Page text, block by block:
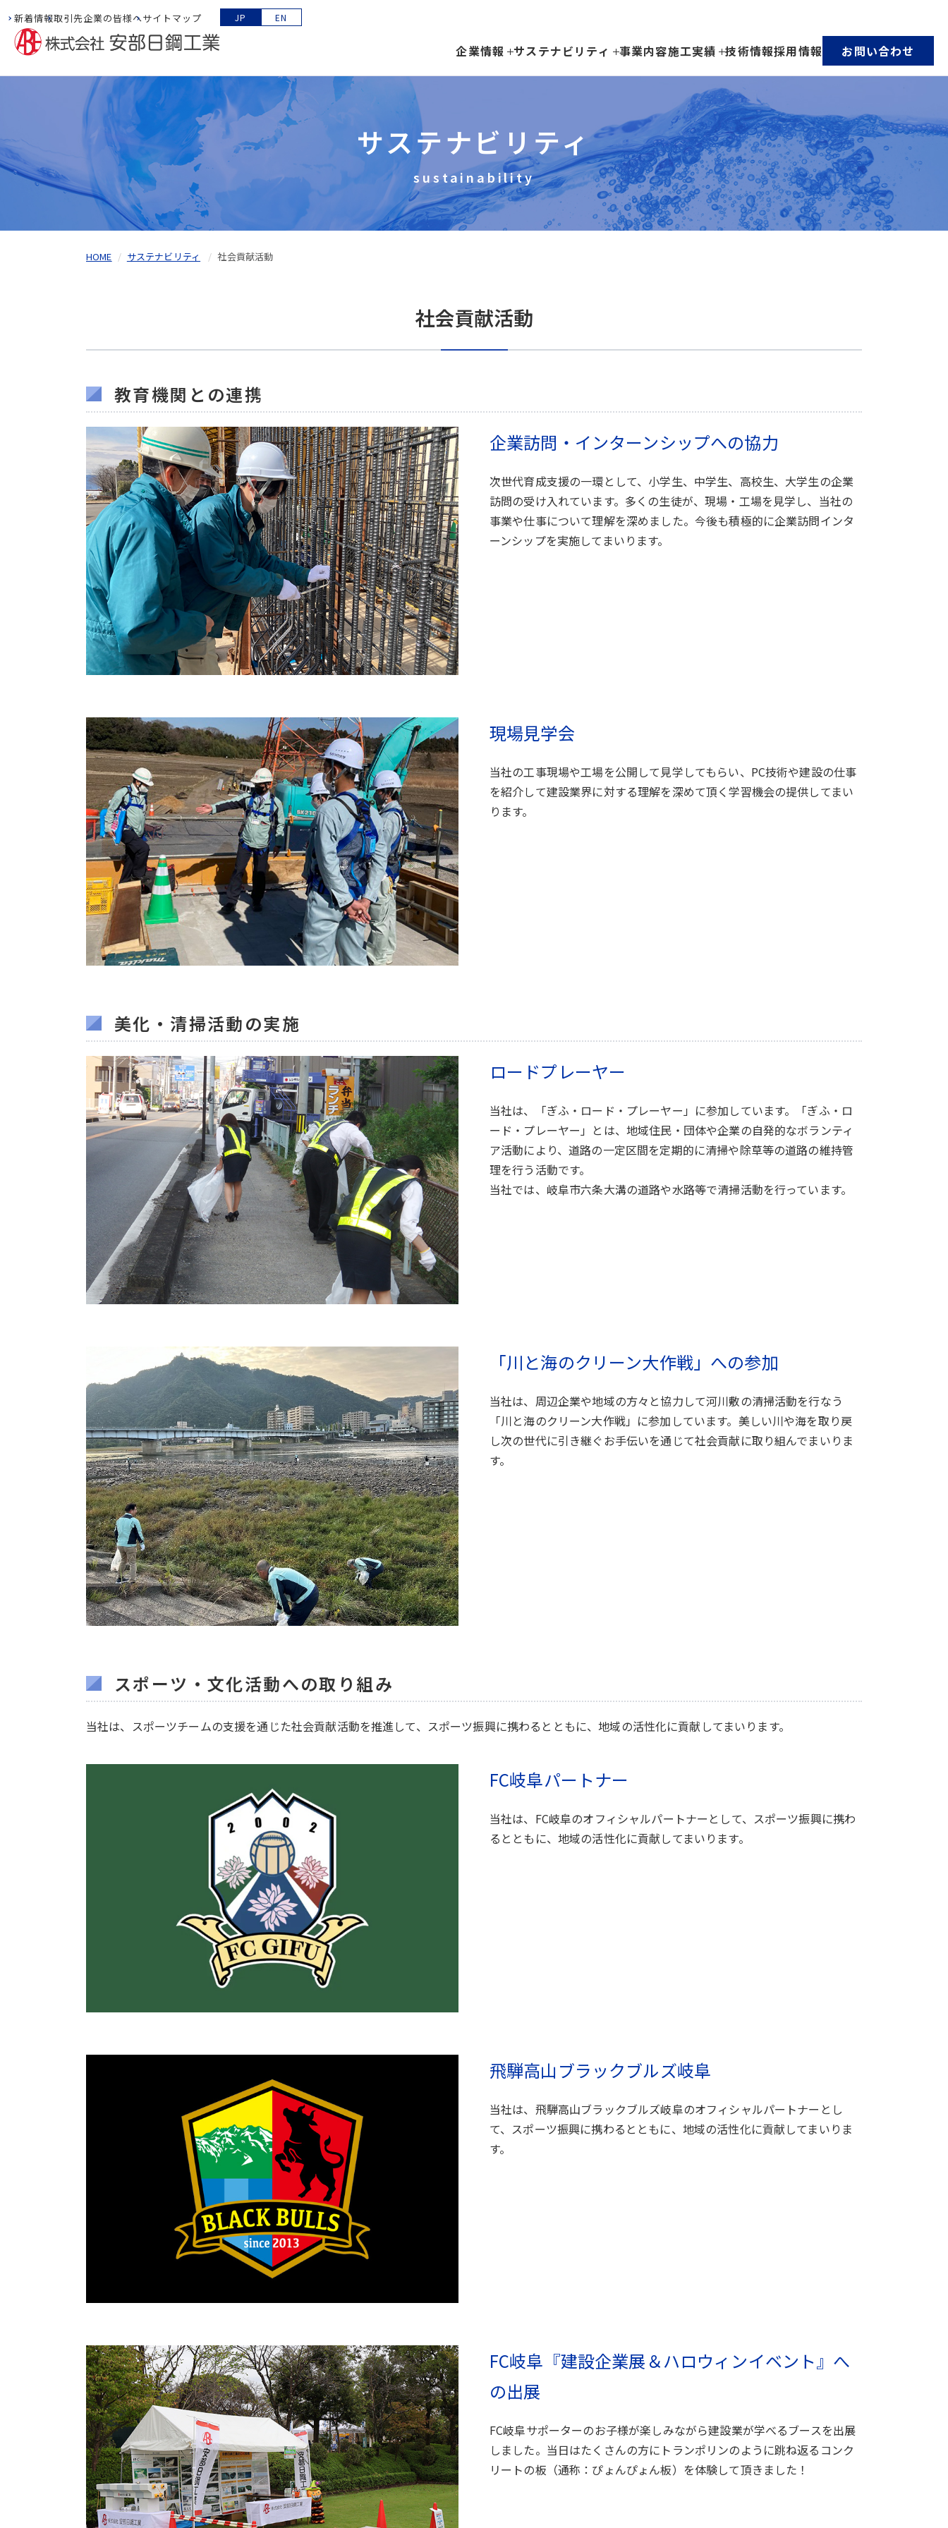
新着情報取引先企業の皆様へサイトマップ JP EN
企業情報 サステナビリティ 事業内容施工実績 技術情報採用情報 お問い合わせ
サステナビリティ
sustainability
HOME サステナビリティ 社会貢献活動
社会貢献活動
教育機関との連携
企業訪問・インターンシップへの協力
次世代育成支援の一環として、小学生、中学生、高校生、大学生の企業
訪問の受け入れています。多くの生徒が、現場・工場を見学し、当社の
事業や仕事について理解を深めました。今後も積極的に企業訪問インタ
ーンシップを実施してまいります。
現場見学会
当社の工事現場や工場を公開して見学してもらい、PC技術や建設の仕事
を紹介して建設業界に対する理解を深めて頂く学習機会の提供してまい
ります。
美化・清掃活動の実施
ロードプレーヤー
当社は、「ぎふ・ロード・プレーヤー」に参加しています。「ぎふ・ロ
ード・プレーヤー」とは、地域住民・団体や企業の自発的なボランティ
ア活動により、道路の一定区間を定期的に清掃や除草等の道路の維持管
理を行う活動です。
当社では、岐阜市六条大溝の道路や水路等で清掃活動を行っています。
「川と海のクリーン大作戦」への参加
当社は、周辺企業や地域の方々と協力して河川敷の清掃活動を行なう
「川と海のクリーン大作戦」に参加しています。美しい川や海を取り戻
し次の世代に引き継ぐお手伝いを通じて社会貢献に取り組んでまいりま
す。
スポーツ・文化活動への取り組み
当社は、スポーツチームの支援を通じた社会貢献活動を推進して、スポーツ振興に携わるとともに、地域の活性化に貢献してまいります。
FC岐阜パートナー
当社は、FC岐阜のオフィシャルパートナーとして、スポーツ振興に携わ
るとともに、地域の活性化に貢献してまいります。
飛騨高山ブラックブルズ岐阜
当社は、飛騨高山ブラックブルズ岐阜のオフィシャルパートナーとし
て、スポーツ振興に携わるとともに、地域の活性化に貢献してまいりま
す。
FC岐阜『建設企業展＆ハロウィンイベント』へ
の出展
FC岐阜サポーターのお子様が楽しみながら建設業が学べるブースを出展
しました。当日はたくさんの方にトランポリンのように跳ね返るコンク
リートの板（通称：ぴょんぴょん板）を体験して頂きました！